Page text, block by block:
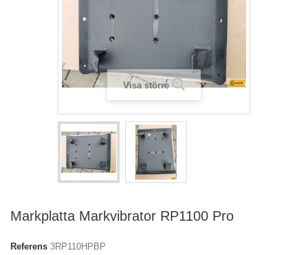
Visa större
Markplatta Markvibrator RP1100 Pro
Referens 3RP110HPBP